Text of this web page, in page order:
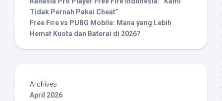
Tidak Pernah Pakai Cheat”
Free Fire vs PUBG Mobile: Mana yang Lebih
Hemat Kuota dan Baterai di 2026?
Archives
April 2026